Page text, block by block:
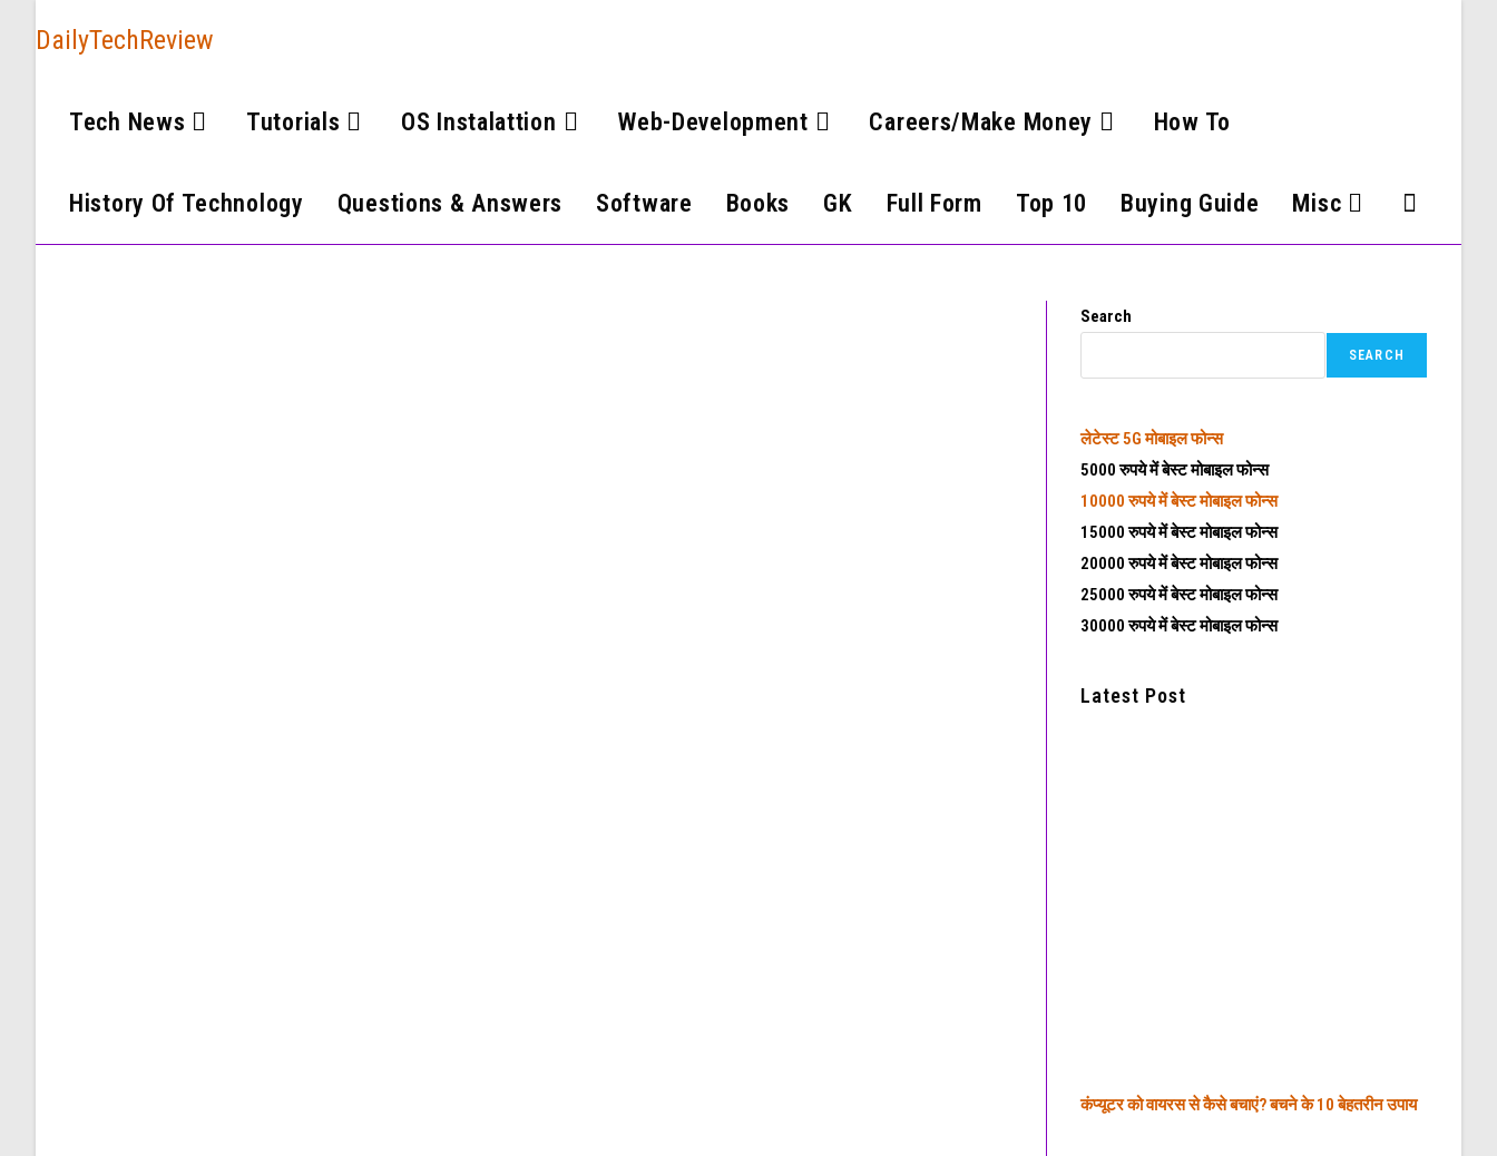
DailyTechReview
Tech News Tutorials OS Instalattion Web-Development Careers/Make Money How To
History Of Technology Questions & Answers Software Books GK Full Form Top 10 Buying Guide Misc
Search
SEARCH
लेटेस्ट5G मोबाइल फोन्स
5000 रुपये में बेस्ट मोबाइल फोन्स
10000 रुपये में बेस्ट मोबाइल फोन्स
15000 रुपये में बेस्ट मोबाइल फोन्स
20000 रुपये में बेस्ट मोबाइल फोन्स
25000 रुपये में बेस्ट मोबाइल फोन्स
30000 रुपये में बेस्ट मोबाइल फोन्स
Latest Post
कंप्यूटर को वायरस से कैसे बचाएं? बचने के 10 बेहतरीन उपाय